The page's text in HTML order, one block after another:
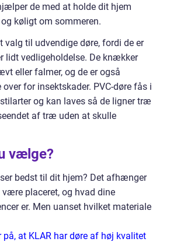
de med at holde dit hjem
køligt om sommeren.
valg til udvendige døre, fordi de er
lidt vedligeholdelse. De knækker
eller falmer, og de er også
for insektskader. PVC-døre fås i
og kan laves så de ligner træ
af træ uden at skulle
vælge?
bedst til dit hjem? Det afhænger
placeret, og hvad dine
er. Men uanset hvilket materiale
at KLAR har døre af høj kvalitet